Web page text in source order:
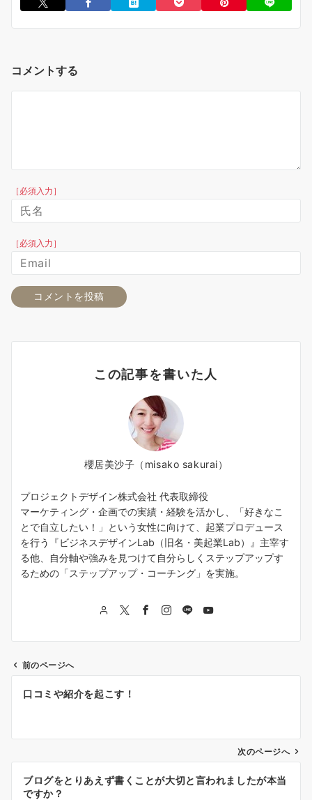
コメントする
［必須入力］
［必須入力］
この記事を書いた人
櫻居美沙子（misako sakurai）
プロジェクトデザイン株式会社 代表取締役
マーケティング・企画での実績・経験を活かし、「好きなこ
とで自立したい！」という女性に向けて、起業プロデュース
を行う『ビジネスデザインLab（旧名・美起業Lab）』主宰す
る他、自分軸や強みを見つけて自分らしくステップアップす
るための「ステップアップ・コーチング」を実施。
投
ゲ
前のページへ
口コミや紹介を起こす！
次のページへ
ブログをとりあえず書くことが大切と言われましたが本当
ですか？